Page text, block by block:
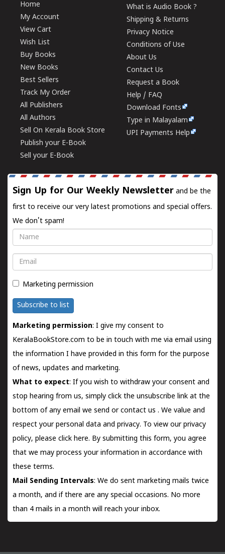
Home
My Account
View Cart
Wish List
Buy Books
New Books
Best Sellers
Track My Order
All Publishers
All Authors
Sell On Kerala Book Store
Publish your E-Book
Sell your E-Book
What is Audio Book ?
Shipping & Returns
Privacy Notice
Conditions of Use
About Us
Contact Us
Request a Book
Help / FAQ
Download Fonts
Type in Malayalam
UPI Payments Help
Sign Up for Our Weekly Newsletter and be the
first to receive our very latest promotions and special offers.
We don't spam!
Name
Email
Marketing permission
Subscribe to list
Marketing permission: I give my consent to
KeralaBookStore.com to be in touch with me via email using
the information I have provided in this form for the purpose
of news, updates and marketing.
What to expect: If you wish to withdraw your consent and
stop hearing from us, simply click the unsubscribe link at the
bottom of any email we send orcontact us . We value and
respect your personal data and privacy. To view our privacy
policy, please click here. By submitting this form, you agree
that we may process your information in accordance with
these terms.
Mail Sending Intervals: We do sent marketing mails twice
a month, and if there are any special occasions. No more
than 4 mails in a month will reach your inbox.